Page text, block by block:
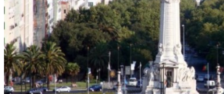
Не любите все ускладнювати?
Тоді підписуйтеся та дивуйтеся,
наскільки легко працювати